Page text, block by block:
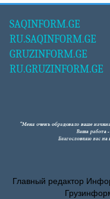
SAQINFORM.GE
RU.SAQINFORM.GE
GRUZINFORM.GE
RU.GRUZINFORM.GE
Главный редактор